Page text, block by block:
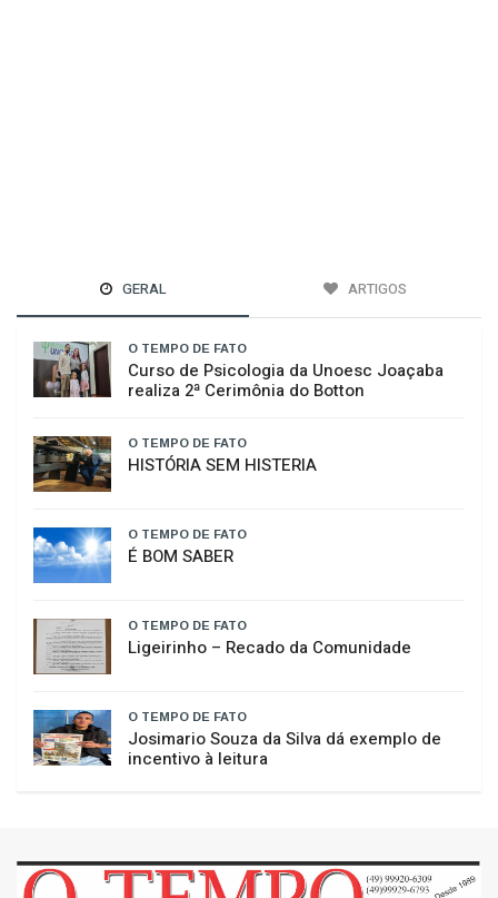
GERAL ARTIGOS
O TEMPO DE FATO
Curso de Psicologia da Unoesc Joaçaba
realiza 2ª Cerimônia do Botton
O TEMPO DE FATO
HISTÓRIA SEM HISTERIA
O TEMPO DE FATO
É BOM SABER
O TEMPO DE FATO
​Ligeirinho – Recado da Comunidade
O TEMPO DE FATO
Josimario Souza da Silva dá exemplo de
incentivo à leitura